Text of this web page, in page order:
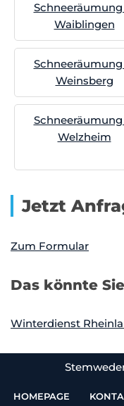
Waiblingen
Weinsberg
Welzheim
Jetzt
Zum Formular
Das könnte
Winterdienst
HOMEPAGE